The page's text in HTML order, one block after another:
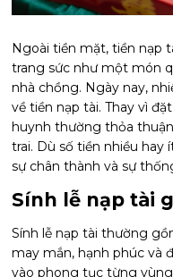
Ngoài tiền mặt, tiền nạp
trang sức như một món
nhà chồng. Ngày nay,
về tiền nạp tài. Thay vì
huynh thường thỏa
trai. Dù số tiền nhiều
sự chân thành và sự
Sính lễ nạp tài
Sính lễ nạp tài thường
may mắn, hạnh phúc và
vào phong tục từng vùng